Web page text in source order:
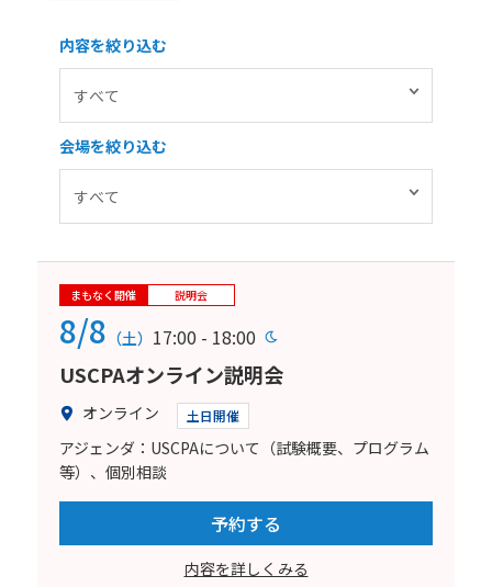
内容を絞り込む
会場を絞り込む
まもなく開催 説明会
8/8 （土） 17:00 - 18:00
USCPAオンライン説明会
オンライン 土日開催
アジェンダ：USCPAについて（試験概要、プログラム
等）、個別相談
予約する
内容を詳しくみる